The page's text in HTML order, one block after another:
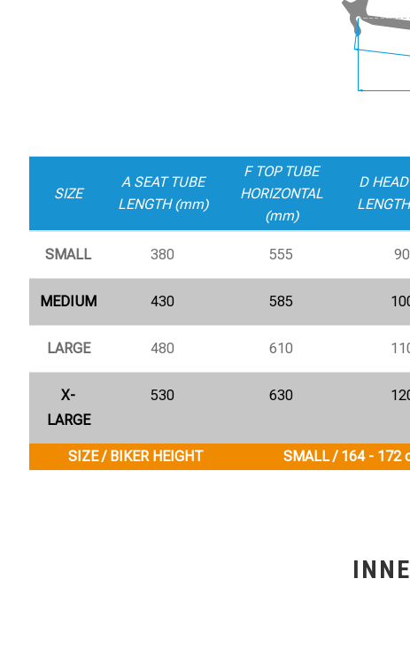
SIZE
A SEAT TUBE
LENGTH (mm)
F TOP TUBE
HORIZONTAL
(mm)
D
SMALL 380 555 90
MEDIUM 430 585
LARGE 480 610
X-
LARGE
530 630
SIZE / BIKER HEIGHT SMALL / 164 - 172